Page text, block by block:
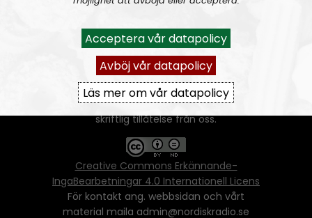
Du får kopiera och sprida vårt material
oförändrat, men uppge oss som källa.
Om ni vill sprida ett urklipp ni själva skapat
går även det bra, så länge det inte görs med
ett vinstdrivande syfte - då behöver ni
skriftlig tillåtelse från oss.
Creative Commons Erkännande-
IngaBearbetningar 4.0 Internationell Licens
För kontakt ang. webbsidan och vårt
material maila admin@nordiskradio.se
Acceptera vår datapolicy
Avböj vår datapolicy
Läs mer om vår datapolicy